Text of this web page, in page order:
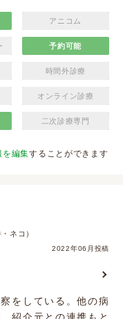
アニコム
予約可能
時間外診療
オンライン診療
二次診療専門
を編集することができます
ネコ）
2022年06月投稿
をしている。他の病